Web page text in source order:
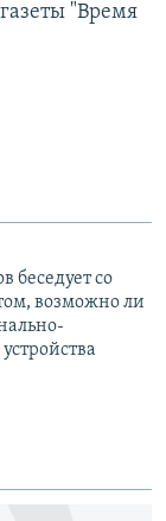
"Время
беседует со
возможно ли